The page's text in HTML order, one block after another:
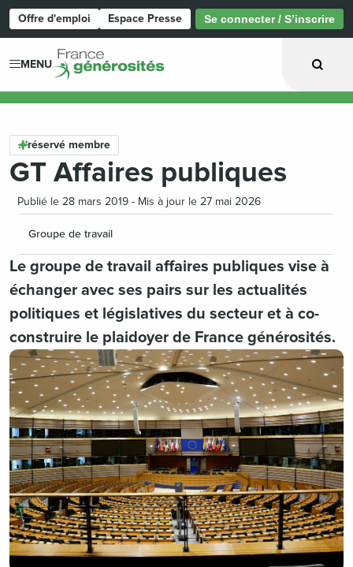
Offre d'emploi Espace Presse Se connecter / S’inscrire
MENU
réservé membre
GT Affaires publiques
Publié le 28 mars 2019 - Mis à jour le 27 mai 2026
Groupe de travail
Le groupe de travail affaires publiques vise à
échanger avec ses pairs sur les actualités
politiques et législatives du secteur et à co-
construire le plaidoyer de France générosités.